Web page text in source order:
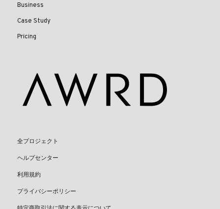
Business
Case Study
Pricing
全プロジェクト
ヘルプセンター
利用規約
プライバシーポリシー